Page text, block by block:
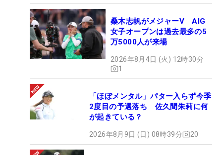
桑木志帆がメジャーV AIG
女子オープンは過去最多の5
万5000人が来場
2026年8月4日 (火) 12時30分
1
「ほぼメンタル」パター入らず今季
2度目の予選落ち 佐久間朱莉に何
が起きている？
2026年8月9日 (日) 08時39分 20